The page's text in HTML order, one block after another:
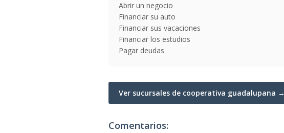
Abrir un negocio
Financiar su auto
Financiar sus vacaciones
Financiar los estudios
Pagar deudas
Ver sucursales de cooperativa guadalupana →
Comentarios: